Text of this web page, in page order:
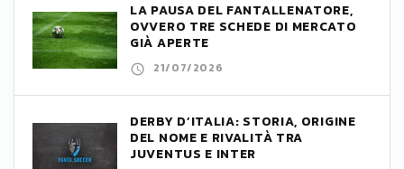
LA PAUSA DEL FANTALLENATORE,
OVVERO TRE SCHEDE DI MERCATO
GIÀ APERTE
21/07/2026
DERBY D’ITALIA: STORIA, ORIGINE
DEL NOME E RIVALITÀ TRA
JUVENTUS E INTER